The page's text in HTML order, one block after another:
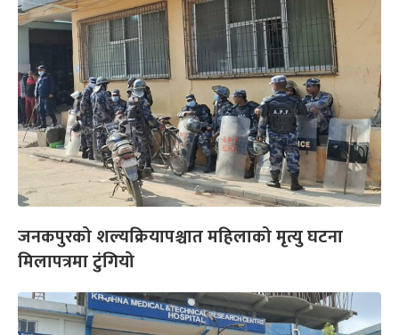
जनकपुरको शल्यक्रियापश्चात महिलाको मृत्यु घटना
मिलापत्रमा टुंगियो